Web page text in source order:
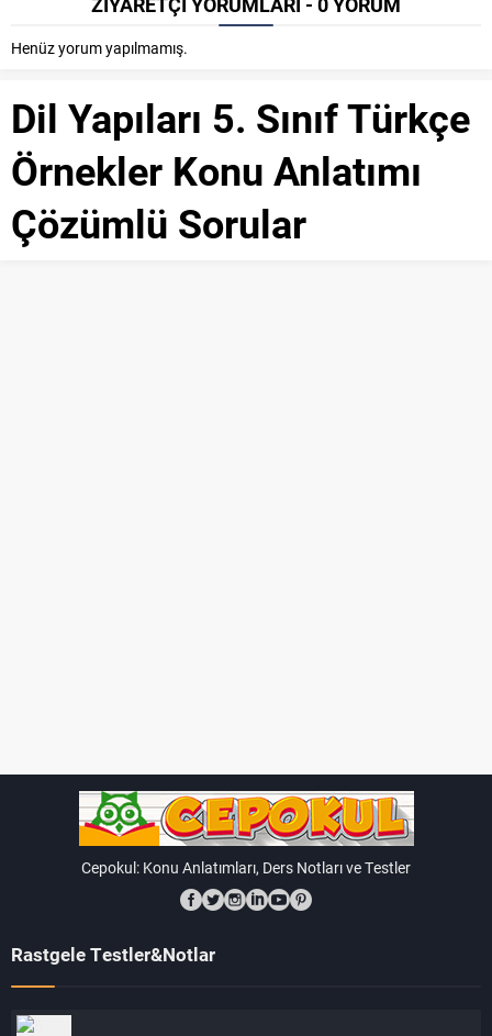
Henüz yorum yapılmamış.
Dil Yapıları 5. Sınıf Türkçe
Örnekler Konu Anlatımı
Çözümlü Sorular
Cepokul: Konu Anlatımları, Ders Notları ve Testler
Rastgele Testler&Notlar